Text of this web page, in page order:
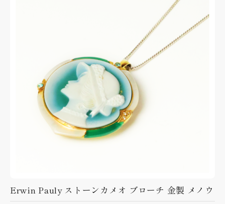
Erwin Pauly ストーンカメオ ブローチ 金製 メノウ